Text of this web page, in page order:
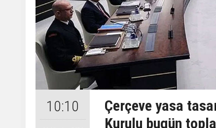
10:10
Çerçeve yasa
Kurulu bugün